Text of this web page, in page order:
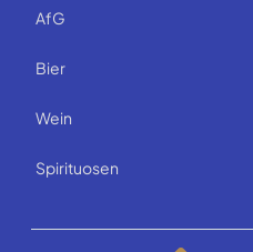
AfG
Bier
Wein
Spirituosen